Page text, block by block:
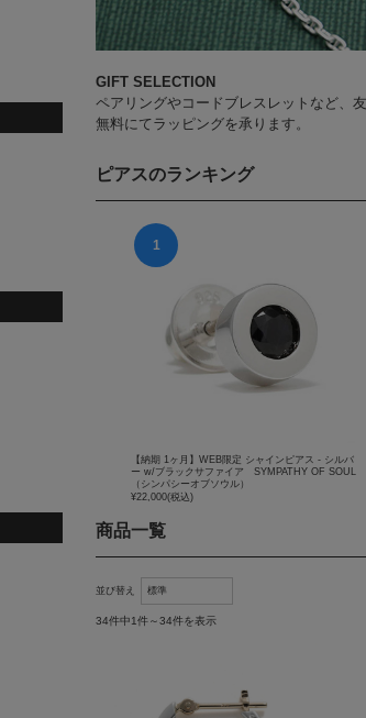
GIFT SELECTION
ペアリングやコードブレスレットなど、
無料にてラッピングを承ります。
ピアスのランキング
1
【納期 1ヶ月】WEB限定 シャインピアス - シルバ
ー w/ブラックサファイア SYMPATHY OF SOUL
（シンパシーオブソウル）
¥22,000(税込)
並び替え
34件中1件～34件を表示
商品一覧